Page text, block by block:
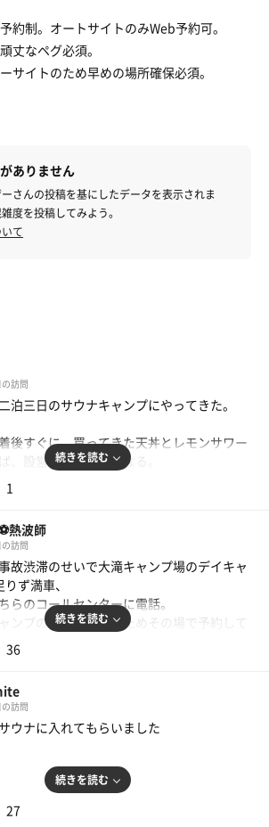
約制。オートサイトのみWeb予約可。
丈なペグ必須。
サイトのため早めの場所確保必須。
ありません
さんの投稿を基にしたデータを表示されま
度を投稿してみよう。
て
訪問
泊三日のサウナキャンプにやってきた。
後すぐに、買ってきた天丼とレモンサワー
、設営が腹ごなしとなる。
いので、薪ストーブの扱いはお手のもの
高温から守るために低い位置に設置して
トーブは排気性能が優れているのか、CO
ど上がらない。
ーカリだ。１セット目は石がまだ熱くない
は石の表面で蒸気になるのではなく、焼け
れがあるので体感は16℃くらいに感じる。
続きを読む
1
熱波師
訪問
故渋滞のせいで大滝キャンプ場のデイキャ
ず満車、
らのコールセンターに電話。
ンプの空きがあったためその場で予約して
だらけのため、良い場所は早い時間に確保
テント内は一時110℃まで上がる。
用アロマはヒノキ。
続きを読む
36
訪問
ウナに入れてもらいました
熱すぎず、いくらでも入ってられる
いくまで入ったら最寄りの川へダイブ！
続きを読む
27